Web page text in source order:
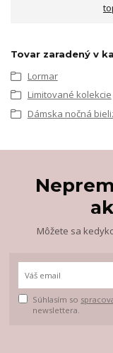
Tovar zaradený v
Lormar
Limitované kolekcie
Dámska nočná
Môžete sa
Súhlasím so
newslettera.